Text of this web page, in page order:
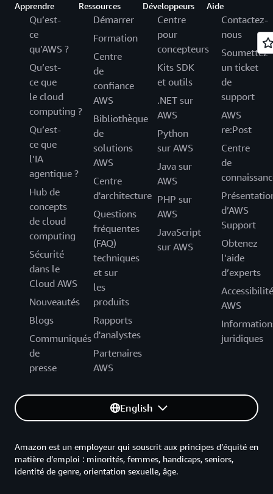
Apprendre
Qu’est-
ce
qu’AWS ?
Qu’est-
ce que
le cloud
computing ?
Qu’est-
ce que
l’IA
agentique ?
Hub de
concepts
de cloud
computing
Sécurité
dans le
Cloud AWS
Nouveautés
Blogs
Communiqués
de
presse
Ressources
Démarrer
Formation
Centre
de
confiance
AWS
Bibliothèque
de
solutions
AWS
Centre
d'architecture
Questions
fréquentes
(FAQ)
techniques
et sur
les
produits
Rapports
d'analystes
Partenaires
AWS
Développeurs
Centre
pour
concepteurs
Kits SDK
et outils
.NET sur
AWS
Python
sur AWS
Java sur
AWS
PHP sur
AWS
JavaScript
sur AWS
Aide
Contactez-
nous
Soumettez
un ticket
de
support
AWS
re:Post
Centre
de
d’AWS
Support
Obtenez
l’aide
d’experts
Accessibilité
AWS
juridiques
English
Amazon est un employeur qui souscrit aux principes d’équité en
matière d’emploi : minorités, femmes, handicaps, seniors,
identité de genre, orientation sexuelle, âge.